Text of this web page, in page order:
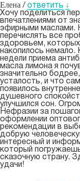
Елена / ответить ↓
Хочу поделиться
впечатлениями от
эфирными маслами.
перечислять все
здоровьем, которых
накопилось немало.
недели приема
масла лимона я
значительно
усталость, и что
появилось
душевного
улучшился сон.
Нефразии за
оформлении
рекомендации в
добрую
интересный и
который
сказочную страну.
удачи!